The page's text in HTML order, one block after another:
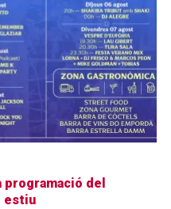
programació del
estiu